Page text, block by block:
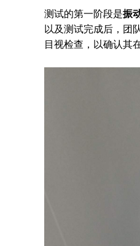
测试的第一阶段是振
以及测试完成后，团
目视检查，以确认其